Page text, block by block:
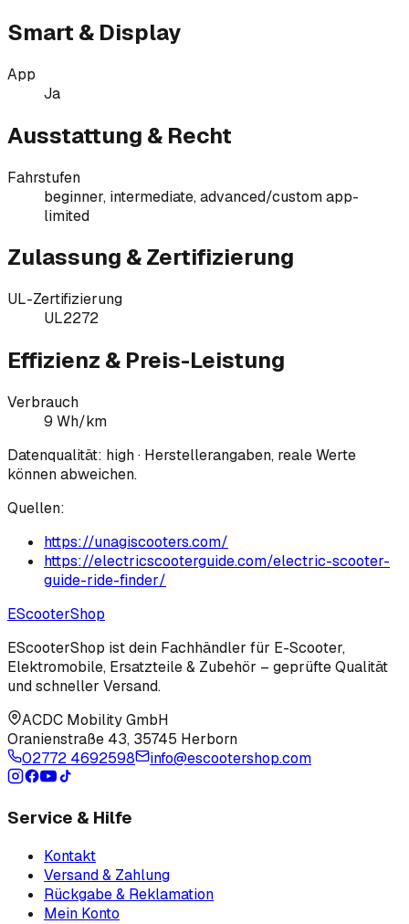
Smart & Display
App
Ja
Ausstattung & Recht
Fahrstufen
beginner, intermediate, advanced/custom app-
limited
Zulassung & Zertifizierung
UL-Zertifizierung
UL2272
Effizienz & Preis-Leistung
Verbrauch
9 Wh/km
Datenqualität: high· Herstellerangaben, reale Werte
können abweichen.
Quellen:
https://unagiscooters.com/
https://electricscooterguide.com/electric-scooter-
guide-ride-finder/
EScooterShop
EScooterShop ist dein Fachhändler für E-Scooter,
Elektromobile, Ersatzteile & Zubehör – geprüfte Qualität
und schneller Versand.
ACDC Mobility GmbH
Oranienstraße 43, 35745 Herborn
02772 4692598
info@escootershop.com
Service & Hilfe
Kontakt
Versand & Zahlung
Rückgabe & Reklamation
Mein Konto